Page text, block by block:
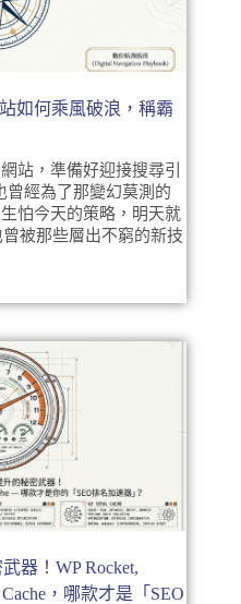
如何乘風破浪，稱霸
站，準備好迎接搜尋引
曾經為了那變幻莫測的
怕今天的策略，明天就
被那些層出不窮的新技
器！WP Rocket,
Cache，哪款才是「SEO